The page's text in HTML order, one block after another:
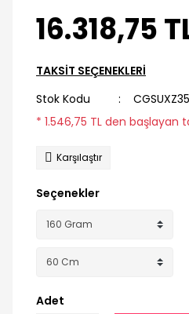
16.318,75
TAKSİT SEÇENEKLERİ
Stok Kodu
* 1.546,75 TL den başlayan
Karşılaştır
Seçenekler
Adet